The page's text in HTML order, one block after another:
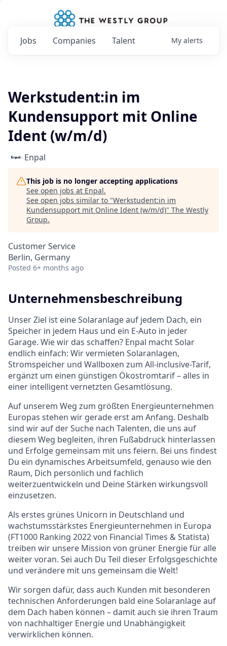
Jobs Companies Talent My alerts
Werkstudent:in im
Kundensupport mit Online
Ident (w/m/d)
Enpal
This job is no longer accepting applications
See open jobs at Enpal.
See open jobs similar to "Werkstudent:in im
Kundensupport mit Online Ident (w/m/d)" The Westly
Group.
Customer Service
Berlin, Germany
Posted 6+ months ago
Unternehmensbeschreibung
Unser Ziel ist eine Solaranlage auf jedem Dach, ein
Speicher in jedem Haus und ein E-Auto in jeder
Garage. Wie wir das schaffen? Enpal macht Solar
endlich einfach: Wir vermieten Solaranlagen,
Stromspeicher und Wallboxen zum All-inclusive-Tarif,
ergänzt um einen günstigen Ökostromtarif – alles in
einer intelligent vernetzten Gesamtlösung.
Auf unserem Weg zum größten Energieunternehmen
Europas stehen wir gerade erst am Anfang. Deshalb
sind wir auf der Suche nach Talenten, die uns auf
diesem Weg begleiten, ihren Fußabdruck hinterlassen
und Erfolge gemeinsam mit uns feiern. Bei uns findest
Du ein dynamisches Arbeitsumfeld, genauso wie den
Raum, Dich persönlich und fachlich
weiterzuentwickeln und Deine Stärken wirkungsvoll
einzusetzen.
Als erstes grünes Unicorn in Deutschland und
wachstumsstärkstes Energieunternehmen in Europa
(FT1000 Ranking 2022 von Financial Times & Statista)
treiben wir unsere Mission von grüner Energie für alle
weiter voran. Sei auch Du Teil dieser Erfolgsgeschichte
und verändere mit uns gemeinsam die Welt!
Wir sorgen dafür, dass auch Kunden mit besonderen
technischen Anforderungen bald eine Solaranlage auf
dem Dach haben können – damit auch sie ihren Traum
von nachhaltiger Energie und Unabhängigkeit
verwirklichen können.